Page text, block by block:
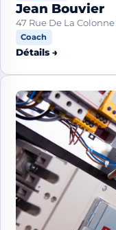
Jean Bouvier
47 Rue De La Colonne
Coach
Détails →